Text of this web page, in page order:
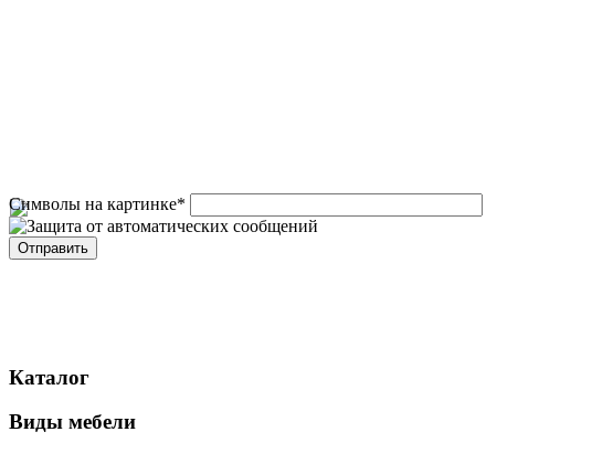
Символы на картинке*
Каталог
Виды мебели